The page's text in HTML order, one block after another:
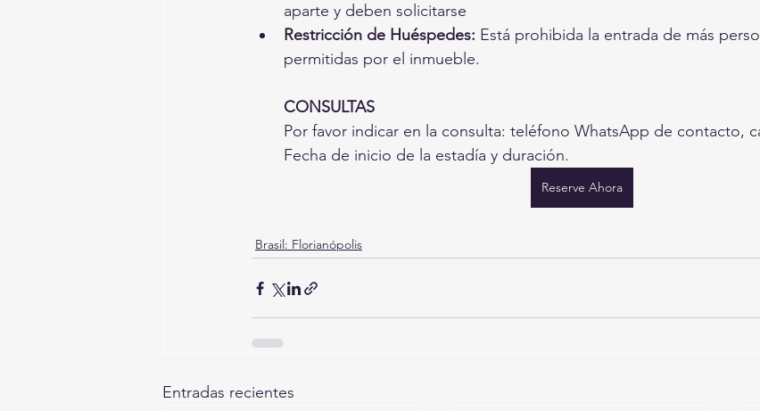
aparte y deben solicitarse
Restricción de Huéspedes: Está prohibida la entrada de más
permitidas por el inmueble.
CONSULTAS
Por favor indicar en la consulta: teléfono WhatsApp de contacto,
Fecha de inicio de la estadía y duración.
Reserve Ahora
Brasil: Florianópolis
Entradas recientes